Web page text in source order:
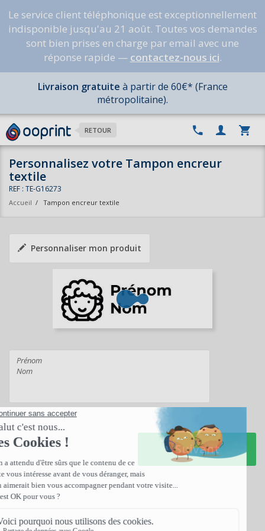
Le service client téléphonique est exceptionnellement
indisponible jusqu'au 21 août. Toutes vos demandes
sont bien prises en charge par email avec une
réponse rapide — contactez-nous ici.
Livraison gratuite à partir de 60€* (France
métropolitaine).
RETOUR
Personnalisez votre Tampon encreur
textile
REF : TE-G16273
Accueil / Tampon encreur textile
Personnaliser mon produit
Suivant